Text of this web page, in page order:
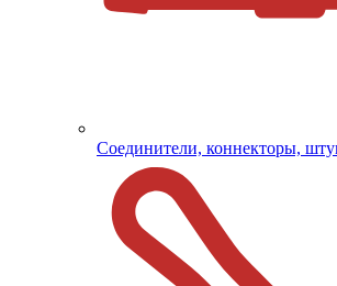
Соединители, коннекторы,